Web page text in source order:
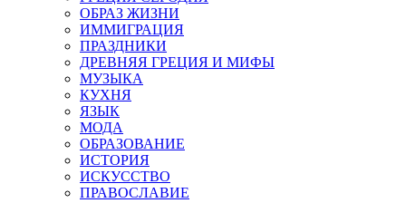
ОБРАЗ ЖИЗНИ
ИММИГРАЦИЯ
ПРАЗДНИКИ
ДРЕВНЯЯ ГРЕЦИЯ И МИФЫ
МУЗЫКА
КУХНЯ
ЯЗЫК
МОДА
ОБРАЗОВАНИЕ
ИСТОРИЯ
ИСКУССТВО
ПРАВОСЛАВИЕ